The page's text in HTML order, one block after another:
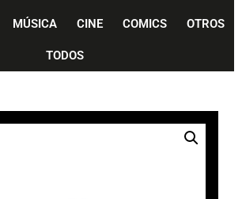
MÚSICA CINE COMICS OTROS
TODOS